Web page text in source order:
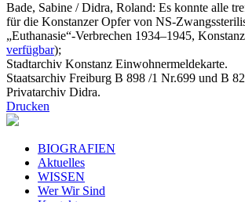
Bade, Sabine / Didra, Roland: Es konnte alle
für die Konstanzer Opfer von NS-
„Euthanasie“-Verbrechen 1934–1945,
verfügbar);
Stadtarchiv Konstanz Einwohnermeldekarte.
Staatsarchiv Freiburg B 898 /1 Nr.699 und B
Privatarchiv Didra.
Drucken
BIOGRAFIEN
Aktuelles
WISSEN
Wer Wir Sind